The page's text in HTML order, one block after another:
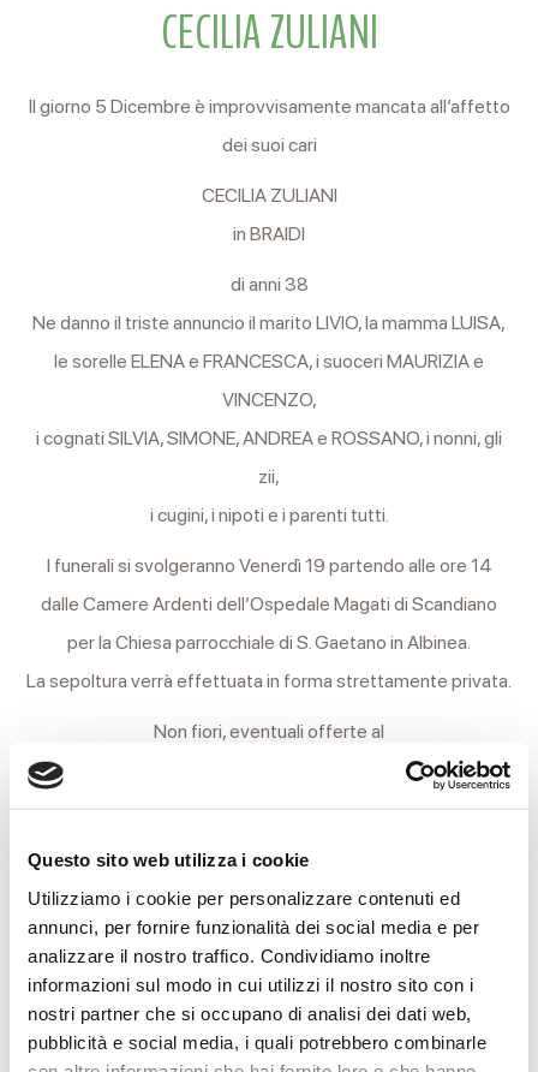
Questo sito web utilizza i cookie
Utilizziamo i cookie per personalizzare contenuti ed
annunci, per fornire funzionalità dei social media e per
analizzare il nostro traffico. Condividiamo inoltre
informazioni sul modo in cui utilizzi il nostro sito con i
nostri partner che si occupano di analisi dei dati web,
pubblicità e social media, i quali potrebbero combinarle
CECILIA ZULIANI
Il giorno 5 Dicembre è improvvisamente mancata all’affetto
dei suoi cari
CECILIA ZULIANI
in BRAIDI
di anni 38
Ne danno il triste annuncio il marito LIVIO, la mamma LUISA,
le sorelle ELENA e FRANCESCA, i suoceri MAURIZIA e
VINCENZO,
i cognati SILVIA, SIMONE, ANDREA e ROSSANO, i nonni, gli
zii,
i cugini, i nipoti e i parenti tutti.
I funerali si svolgeranno Venerdì 19 partendo alle ore 14
dalle Camere Ardenti dell’Ospedale Magati di Scandiano
per la Chiesa parrocchiale di S. Gaetano in Albinea.
La sepoltura verrà effettuata in forma strettamente privata.
Non fiori, eventuali offerte al
Reparto Ostetricia e Ginecologia dell’Ospedale Magati di
Scandiano.
Si ringraziano anticipatamente coloro che interverranno alla
cerimonia.
17 Dicembre 2014
MESSAGGI ALLA FAMIGLIA